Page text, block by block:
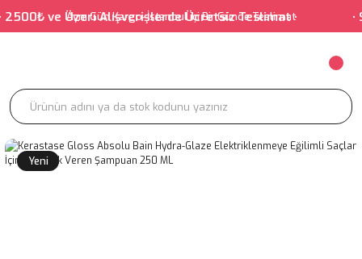
Aynı Gün Kargo-İstanbul içi Bir Günde Teslimat
Yeni
Alışverişlerde Ücretsiz Teslimat • • Salonumuz